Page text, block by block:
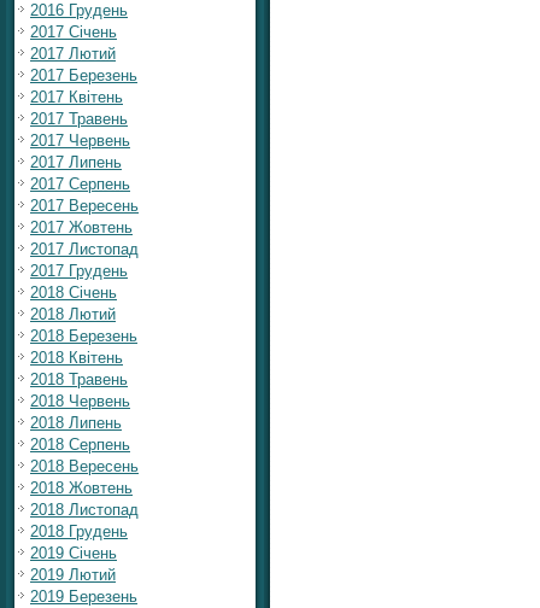
2016 Грудень
2017 Січень
2017 Лютий
2017 Березень
2017 Квітень
2017 Травень
2017 Червень
2017 Липень
2017 Серпень
2017 Вересень
2017 Жовтень
2017 Листопад
2017 Грудень
2018 Січень
2018 Лютий
2018 Березень
2018 Квітень
2018 Травень
2018 Червень
2018 Липень
2018 Серпень
2018 Вересень
2018 Жовтень
2018 Листопад
2018 Грудень
2019 Січень
2019 Лютий
2019 Березень